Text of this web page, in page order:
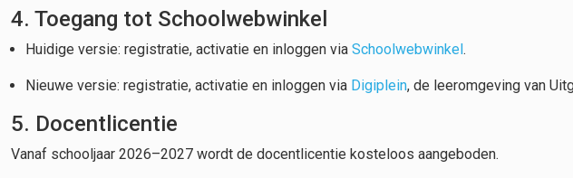
4. Toegang tot Schoolwebwinkel
Huidige versie: registratie, activatie en inloggen via Schoolwebwinkel.
Nieuwe versie: registratie, activatie en inloggen via Digiplein, de leeromgeving van
5. Docentlicentie
Vanaf schooljaar 2026–2027 wordt de docentlicentie kosteloos aangeboden.